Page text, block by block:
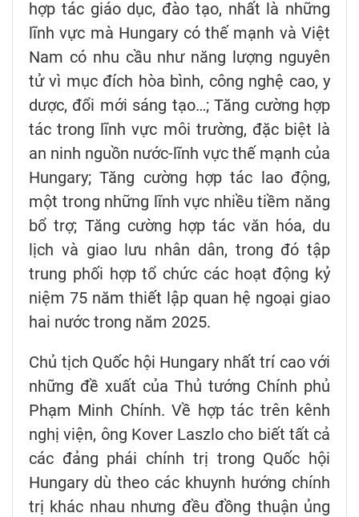
hợp tác giáo dục, đào tạo, nhất là những
lĩnh vực mà Hungary có thế mạnh và Việt
Nam có nhu cầu như năng lượng nguyên
tử vì mục đích hòa bình, công nghệ cao, y
dược, đổi mới sáng tạo…; Tăng cường hợp
tác trong lĩnh vực môi trường, đặc biệt là
an ninh nguồn nước-lĩnh vực thế mạnh của
Hungary; Tăng cường hợp tác lao động,
một trong những lĩnh vực nhiều tiềm năng
bổ trợ; Tăng cường hợp tác văn hóa, du
lịch và giao lưu nhân dân, trong đó tập
trung phối hợp tổ chức các hoạt động kỷ
niệm 75 năm thiết lập quan hệ ngoại giao
hai nước trong năm 2025.
Chủ tịch Quốc hội Hungary nhất trí cao với
những đề xuất của Thủ tướng Chính phủ
Phạm Minh Chính. Về hợp tác trên kênh
nghị viện, ông Kover Laszlo cho biết tất cả
các đảng phái chính trị trong Quốc hội
Hungary dù theo các khuynh hướng chính
trị khác nhau nhưng đều đồng thuận ủng